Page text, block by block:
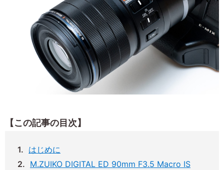
【この記事の目次】
はじめに
M.ZUIKO DIGITAL ED 90mm F3.5 Macro IS